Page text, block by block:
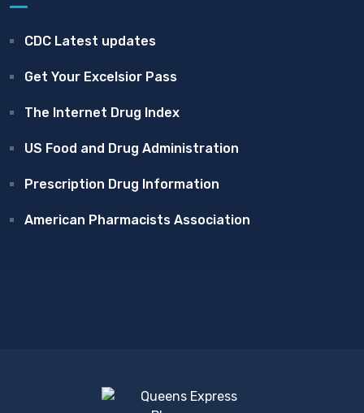
CDC Latest updates
Get Your Excelsior Pass
The Internet Drug Index
US Food and Drug Administration
Prescription Drug Information
American Pharmacists Association